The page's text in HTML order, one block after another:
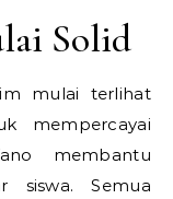
Solid
mulai terlihat
mempercayai
membantu
siswa. Semua